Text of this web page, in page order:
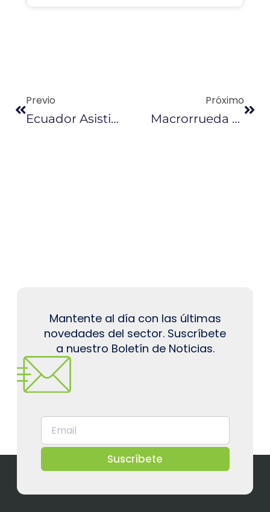
Previo
Ecuador Asistirá A Reunión De La Alianza Del Pacífico
Próximo
Macrorrueda De Negocios Busca Ventas Por $ 300 Millones
Mantente al día con las últimas
novedades del sector. Suscríbete
a nuestro Boletín de Noticias.
Suscríbete